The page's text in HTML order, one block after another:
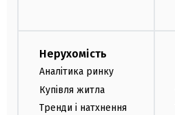
Нерухомість
Аналітика ринку
Купівля житла
Тренди і натхнення